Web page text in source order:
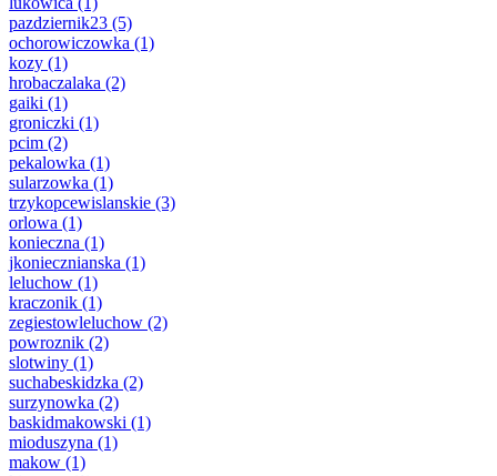
pazdziernik23 (5)
ochorowiczowka (1)
kozy (1)
hrobaczalaka (2)
gaiki (1)
groniczki (1)
pcim (2)
pekalowka (1)
sularzowka (1)
trzykopcewislanskie (3)
orlowa (1)
konieczna (1)
jkoniecznianska (1)
leluchow (1)
kraczonik (1)
zegiestowleluchow (2)
powroznik (2)
slotwiny (1)
suchabeskidzka (2)
surzynowka (2)
baskidmakowski (1)
mioduszyna (1)
makow (1)